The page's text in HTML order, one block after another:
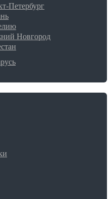
Петербург
Новгород